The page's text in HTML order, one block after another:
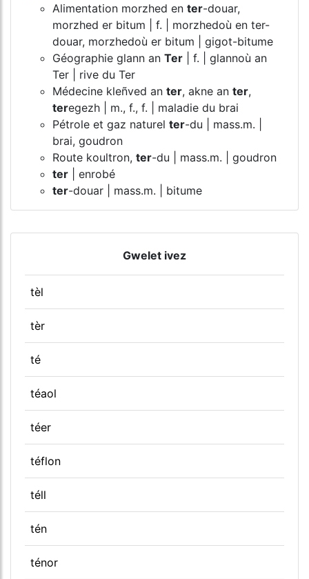
Alimentation morzhed en ter-douar,
morzhed er bitum | f. | morzhedoù en ter-
douar, morzhedoù er bitum | gigot-bitume
Géographie glann an Ter | f. | glannoù an
Ter | rive du Ter
Médecine kleñved an ter, akne an ter,
teregezh | m., f., f. | maladie du brai
Pétrole et gaz naturel ter-du | mass.m. |
brai, goudron
Route koultron, ter-du | mass.m. | goudron
ter | enrobé
ter-douar | mass.m. | bitume
Gwelet ivez
tèl
tèr
té
téaol
téer
téflon
téll
tén
ténor